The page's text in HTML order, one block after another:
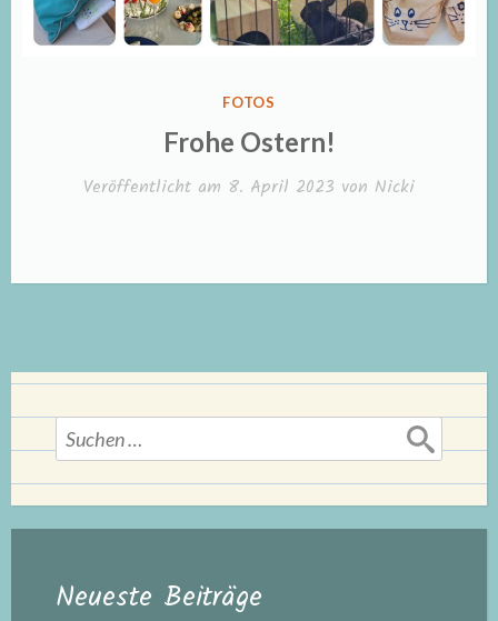
VERÖFFENTLICHT
FOTOS
Frohe Ostern!
Veröffentlicht am 8. April 2023 von Nicki
Suchen
nach:
Neueste Beiträge